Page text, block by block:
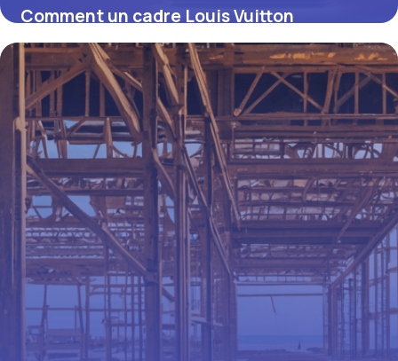
Comment un cadre Louis Vuitton
transforme votre décoration intérieure
16 juin 2026